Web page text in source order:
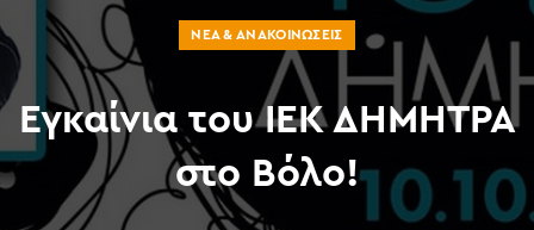
ΝΈΑ & ΑΝΑΚΟΙΝΏΣΕΙΣ
Εγκαίνια του ΙΕΚ ΔΗΜΗΤΡΑ
στο Βόλο!